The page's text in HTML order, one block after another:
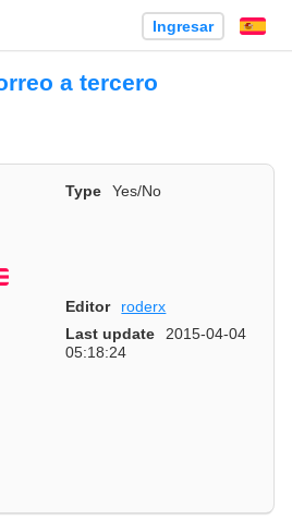
Ingresar
a tercero
Type
Yes/No
English
Editor
roderx
Last update
2015-04-04
05:18:24